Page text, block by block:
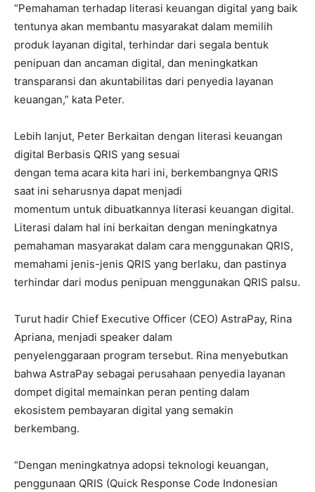
“Pemahaman terhadap literasi keuangan digital yang baik
tentunya akan membantu masyarakat dalam memilih
produk layanan digital, terhindar dari segala bentuk
penipuan dan ancaman digital, dan meningkatkan
transparansi dan akuntabilitas dari penyedia layanan
keuangan,” kata Peter.
Lebih lanjut, Peter Berkaitan dengan literasi keuangan
digital Berbasis QRIS yang sesuai
dengan tema acara kita hari ini, berkembangnya QRIS
saat ini seharusnya dapat menjadi
momentum untuk dibuatkannya literasi keuangan digital.
Literasi dalam hal ini berkaitan dengan meningkatnya
pemahaman masyarakat dalam cara menggunakan QRIS,
memahami jenis-jenis QRIS yang berlaku, dan pastinya
terhindar dari modus penipuan menggunakan QRIS palsu.
Turut hadir Chief Executive Officer (CEO) AstraPay, Rina
Apriana, menjadi speaker dalam
penyelenggaraan program tersebut. Rina menyebutkan
bahwa AstraPay sebagai perusahaan penyedia layanan
dompet digital memainkan peran penting dalam
ekosistem pembayaran digital yang semakin
berkembang.
“Dengan meningkatnya adopsi teknologi keuangan,
penggunaan QRIS (Quick Response Code Indonesian